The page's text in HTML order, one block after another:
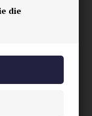
die